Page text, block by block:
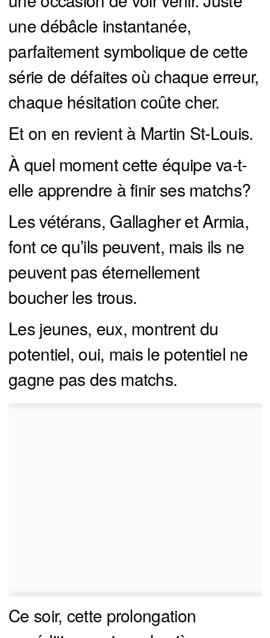
une débâcle instantanée,
parfaitement symbolique de cette
série de défaites où chaque erreur,
chaque hésitation coûte cher.
Et on en revient à Martin St-Louis.
À quel moment cette équipe va-t-
elle apprendre à finir ses matchs?
Les vétérans, Gallagher et Armia,
font ce qu’ils peuvent, mais ils ne
peuvent pas éternellement
boucher les trous.
Les jeunes, eux, montrent du
potentiel, oui, mais le potentiel ne
gagne pas des matchs.
Ce soir, cette prolongation